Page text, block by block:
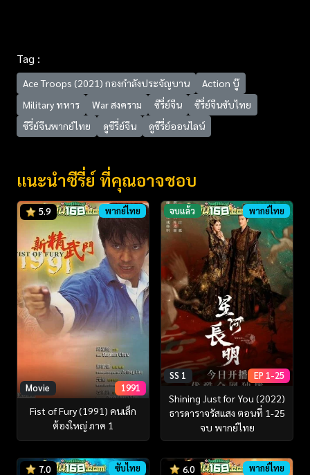
Tag :
Ace Troops (2021) กองกำลังประจัญบาน
Action บู๊
Military ทหาร
War สงคราม ซีรี่ย์จีน
ซีรี่ย์จีนซับไทย
ซีรี่ย์จีนพากย์ไทย
ดูซีรี่ย์จีน ดูซีรี่ย์ออนไลน์
แนะนำซีรี่ย์ ที่คุณอาจชอบ
5.9 พากย์ไทย
Movie 1991
Fist of Fury (1991) คนเล็ก
ต้องใหญ่ ภาค 1
จบแล้ว พากย์ไทย
SS 1 EP 1-25
Shining Just for You (2022)
ธารดาราจรัสแสง ตอนที่ 1-25
จบ พากย์ไทย
7.0 ซับไทย 6.0 พากย์ไทย